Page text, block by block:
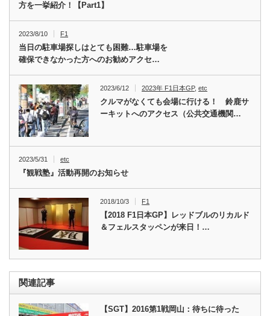
方を一挙紹介！【Part1】
2023/8/10 F1
当日の駐車場探しはとても困難…駐車場を
確保できなかった方へのお勧めアクセ…
2023/6/12 2023年 F1日本GP,etc
クルマがなくても会場に行ける！ 鈴鹿サ
ーキットへのアクセス（公共交通機関…
2023/5/31 etc
『観戦塾』活動再開のお知らせ
2018/10/3 F1
【2018 F1日本GP】レッドブルのリカルド
＆フェルスタッペンが来日！…
関連記事
【SGT】2016第1戦岡山：待ちに待った